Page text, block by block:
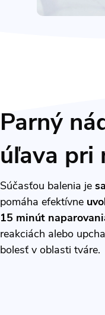
Parný
úľava pri
Súčasťou balenia je
pomáha efektívne
15 minút
reakciách alebo
bolesť v oblasti tváre.